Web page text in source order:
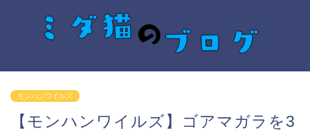
モンハンワイルズ
【モンハンワイルズ】ゴアマガラを3